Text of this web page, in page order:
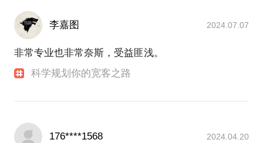
李嘉图 2024.07.07
非常专业也非常奈斯，受益匪浅。
科学规划你的宽客之路
176****1568 2024.04.20